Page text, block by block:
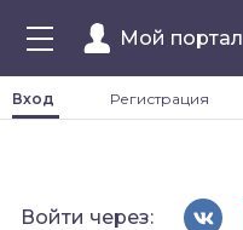
Мой портал
Вход Регистрация
Войти через: